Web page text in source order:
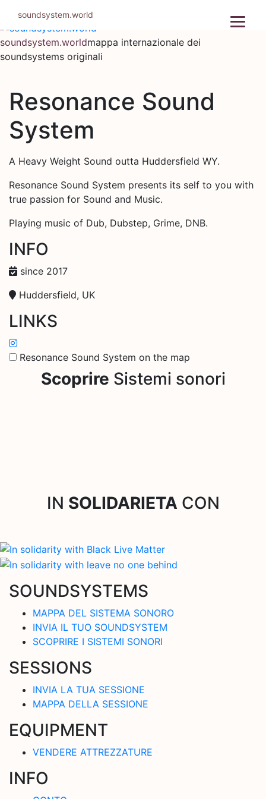
contenuto
soundsystem.worldmappa internazionale dei
soundsystems originali
Resonance Sound
System
A Heavy Weight Sound outta Huddersfield WY.
Resonance Sound System presents its self to you with
true passion for Sound and Music.
Playing music of Dub, Dubstep, Grime, DNB.
INFO
since 2017
Huddersfield, UK
LINKS
Resonance Sound System on the map
Scoprire Sistemi sonori
IN SOLIDARIETA CON
SOUNDSYSTEMS
MAPPA DEL SISTEMA SONORO
INVIA IL TUO SOUNDSYSTEM
SCOPRIRE I SISTEMI SONORI
SESSIONS
INVIA LA TUA SESSIONE
MAPPA DELLA SESSIONE
EQUIPMENT
VENDERE ATTREZZATURE
INFO
soundsystem.world